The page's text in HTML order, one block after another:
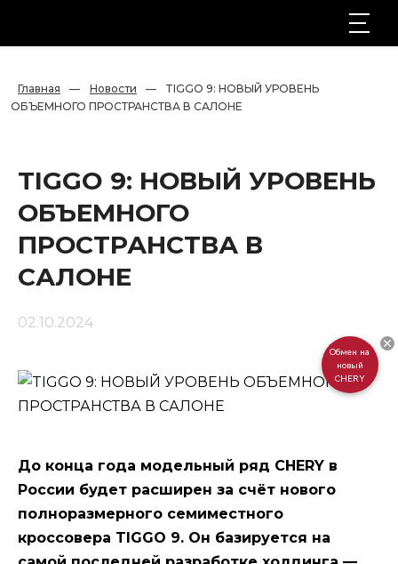
Главная — Новости —
TIGGO 9: НОВЫЙ УРОВЕНЬ
ОБЪЕМНОГО ПРОСТРАНСТВА В САЛОНЕ
TIGGO 9: НОВЫЙ УРОВЕНЬ
ОБЪЕМНОГО
ПРОСТРАНСТВА В
САЛОНЕ
02.10.2024
До конца года модельный ряд CHERY в
России будет расширен за счёт нового
полноразмерного семиместного
кроссовера TIGGO 9. Он базируется на
Обмен на
новый
CHERY